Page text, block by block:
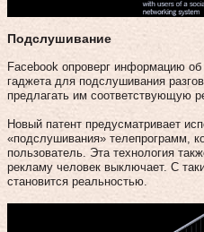
Подслушивание
Facebook опроверг информацию
гаджета для подслушивания
предлагать им соответствующую
Новый патент предусматривает
«подслушивания» телепрограмм,
пользователь. Эта технология
рекламу человек выключает. С
становится реальностью.